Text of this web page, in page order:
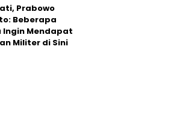
Prabowo
Beberapa
Ingin Mendapat
Militer di Sini